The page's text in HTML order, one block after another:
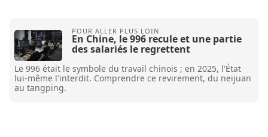
En Chine, le 996 recule et une partie
des salariés le regrettent
Le 996 était le symbole du travail chinois ; en 2025, l'État
lui-même l'interdit. Comprendre ce revirement, du neijuan
au tangping.